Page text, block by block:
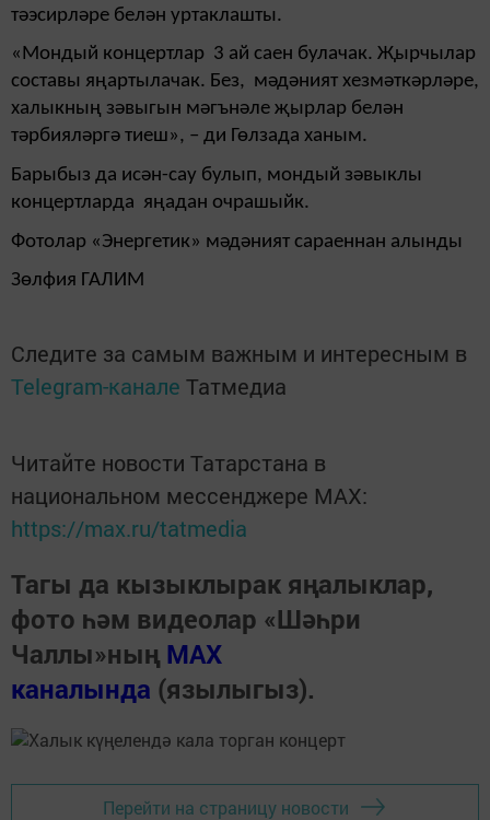
тәэсирләре белән уртаклашты.
«Мондый концертлар 3 ай саен булачак. Җырчылар
составы яңартылачак. Без, мәдәният хезмәткәрләре,
халыкның зәвыгын мәгънәле җырлар белән
тәрбияләргә тиеш», – ди Гөлзада ханым.
Барыбыз да исән-сау булып, мондый зәвыклы
концертларда яңадан очрашыйк.
Фотолар «Энергетик» мәдәният сараеннан алынды
Зөлфия ГАЛИМ
Следите за самым важным и интересным в
Telegram-канале Татмедиа
Читайте новости Татарстана в
национальном мессенджере MАХ:
https://max.ru/tatmedia
Тагы да кызыклырак яңалыклар,
фото һәм видеолар «Шәһри
Чаллы»ның MAX
каналында (язылыгыз).
Перейти на страницу новости